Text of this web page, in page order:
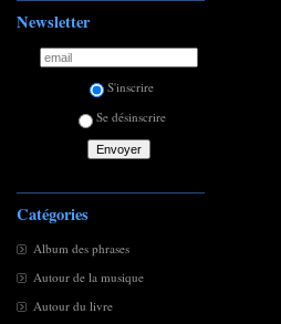
Newsletter
S'inscrire
Se désinscrire
Catégories
Album des phrases
Autour de la musique
Autour du livre